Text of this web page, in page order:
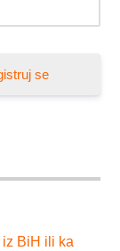
se
iz BiH ili ka